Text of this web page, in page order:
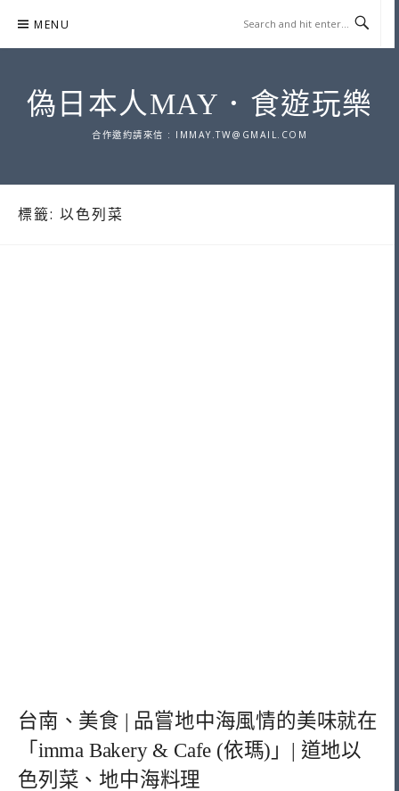
content
MENU
偽日本人MAY．食遊玩樂
合作邀約請來信 : IMMAY.TW@GMAIL.COM
標籤: 以色列菜
台南、美食 | 品嘗地中海風情的美味就在
「imma Bakery & Cafe (依瑪)」| 道地以
色列菜、地中海料理